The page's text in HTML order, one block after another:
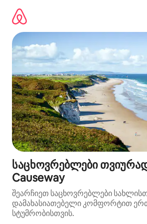
გადასვლა
საცხოვრებლები
Causeway
შეარჩიეთ საცხოვრებლები
დამახასიათებელი კომფორტით
სტუმრობისთვის.